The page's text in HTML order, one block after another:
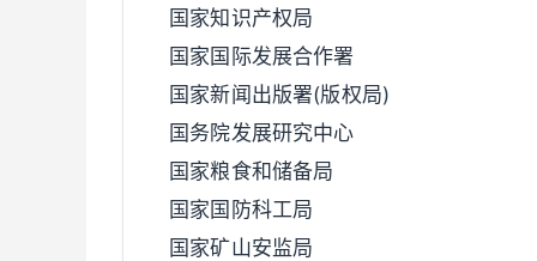
国家知识产权局
国家国际发展合作署
国家新闻出版署(版权局)
国务院发展研究中心
国家粮食和储备局
国家国防科工局
国家矿山安监局